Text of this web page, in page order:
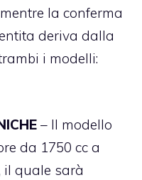
la conferma
deriva dalla
i modelli:
– Il modello
da 1750 cc a
il quale sarà